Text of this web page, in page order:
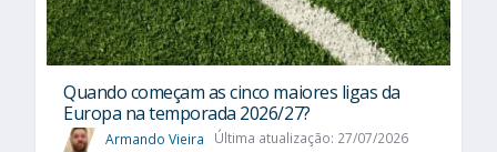
Quando começam as cinco maiores ligas da
Europa na temporada 2026/27?
Armando Vieira Última atualização: 27/07/2026